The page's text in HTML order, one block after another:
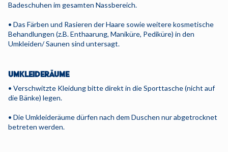
Badeschuhen im gesamten Nassbereich.
• Das Färben und Rasieren der Haare sowie weitere kosmetische
Behandlungen (z.B. Enthaarung, Maniküre, Pediküre) in den
Umkleiden/ Saunen sind untersagt.
UMKLEIDERÄUME
• Verschwitzte Kleidung bitte direkt in die Sporttasche (nicht auf
die Bänke) legen.
• Die Umkleideräume dürfen nach dem Duschen nur abgetrocknet
betreten werden.